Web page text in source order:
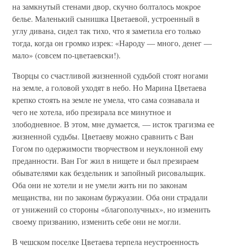
на замкнутый стенами двор, скучно болталось мокрое
белье. Маленький сынишка Цветаевой, устроенный в
углу дивана, сидел так тихо, что я заметила его только
тогда, когда он громко изрек: «Народу — много, денег —
мало» (совсем по-цветаевски!).
Творцы со счастливой жизненной судьбой стоят ногами
на земле, а головой уходят в небо. Но Марина Цветаева
крепко стоять на земле не умела, что сама сознавала и
чего не хотела, ибо презирала все минутное и
злободневное. В этом, мне думается, — исток трагизма ее
жизненной судьбы. Цветаеву можно сравнить с Ван
Гогом по одержимости творчеством и неуклонной ему
преданности. Ван Гог жил в нищете и был презираем
обывателями как бездельник и запойный рисовальщик.
Оба они не хотели и не умели жить ни по законам
мещанства, ни по законам буржуазии. Оба они страдали
от унижений со стороны «благополучных», но изменить
своему призванию, изменить себе они не могли.
В чешском поселке Цветаева терпела неустроенность